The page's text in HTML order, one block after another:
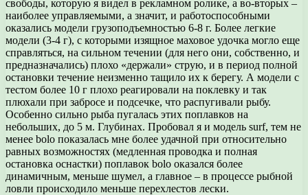
свободы, которую я видел в рекламном ролике, а во-вторых –
наиболее управляемыми, а значит, и работоспособными
оказались модели грузоподъемностью 6-8 г. Более легкие
модели (3-4 г), с которыми изящное маховое удочка могло еще
справляться, на сильном течении (для него они, собственно, и
предназначались) плохо «держали» струю, и в период полной
остановки течение неизменно тащило их к берегу. А модели с
тестом более 10 г плохо реагировали на поклевку и так
плюхали при забросе и подсечке, что распугивали рыбу.
Особенно сильно рыба пугалась этих поплавков на
небольших, до 5 м. Глубинах. Пробовал я и модель surf, тем не
менее bolo показалась мне более удачной при относительно
равных возможностях (медленная проводка и полная
остановка оснастки) поплавок bolo оказался более
динамичным, меньше шумел, а главное – в процессе рыбной
ловли происходило меньше перехлестов лески.